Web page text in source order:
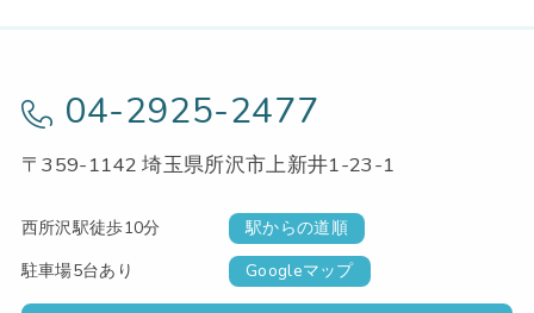
04-2925-2477
〒359-1142 埼玉県所沢市上新井1-23-1
西所沢駅徒歩10分
駅からの道順
駐車場5台あり
Googleマップ